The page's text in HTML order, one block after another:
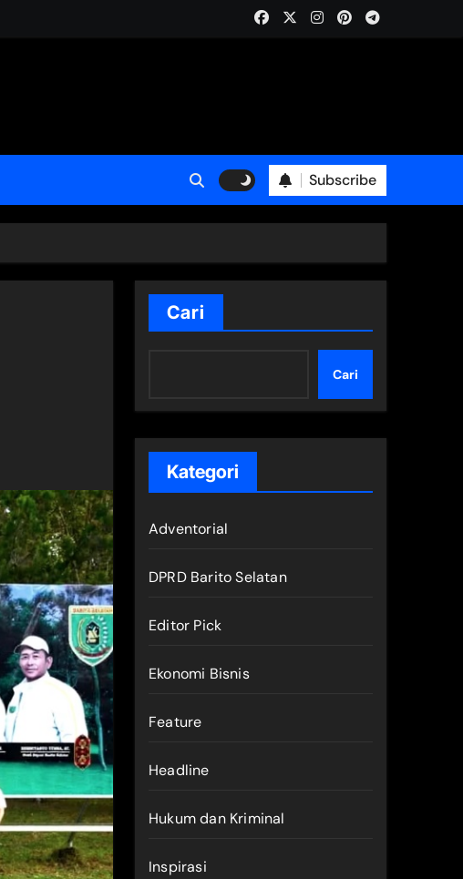
Subscribe
Cari
Cari
Kategori
Adventorial
DPRD Barito Selatan
Editor Pick
Ekonomi Bisnis
Feature
Headline
Hukum dan Kriminal
Inspirasi